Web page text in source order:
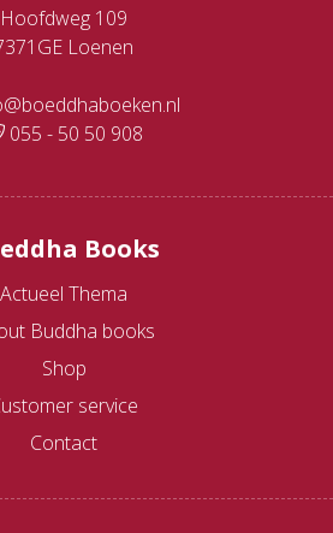
Hoofdweg 109
Loenen
055 - 50 50 908
Books
Actueel Thema
Buddha books
Shop
service
Contact